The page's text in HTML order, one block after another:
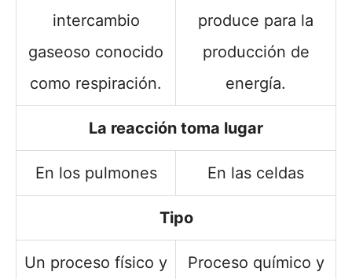
intercambio
gaseoso conocido
como respiración.
produce para la
producción de
energía.
La reacción toma lugar
En los pulmones En las celdas
Tipo
Un proceso físico y
Proceso químico y